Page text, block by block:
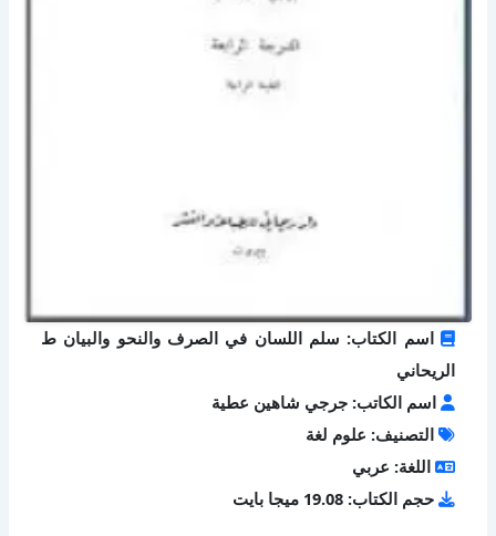
اسم الكتاب: سلم اللسان في الصرف والنحو والبيان ط
الريحاني
اسم الكاتب: جرجي شاهين عطية
التصنيف: علوم لغة
اللغة: عربي
حجم الكتاب: 19.08 ميجا بايت